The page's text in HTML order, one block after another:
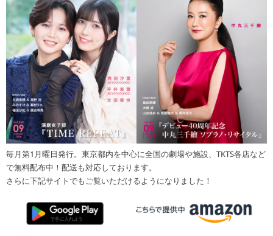
毎月第1月曜日発行。東京都内を中心に全国の劇場や施設、TKTS各店など
で無料配布中！配送も対応しております。
さらに下記サイトでもご覧いただけるようになりました！